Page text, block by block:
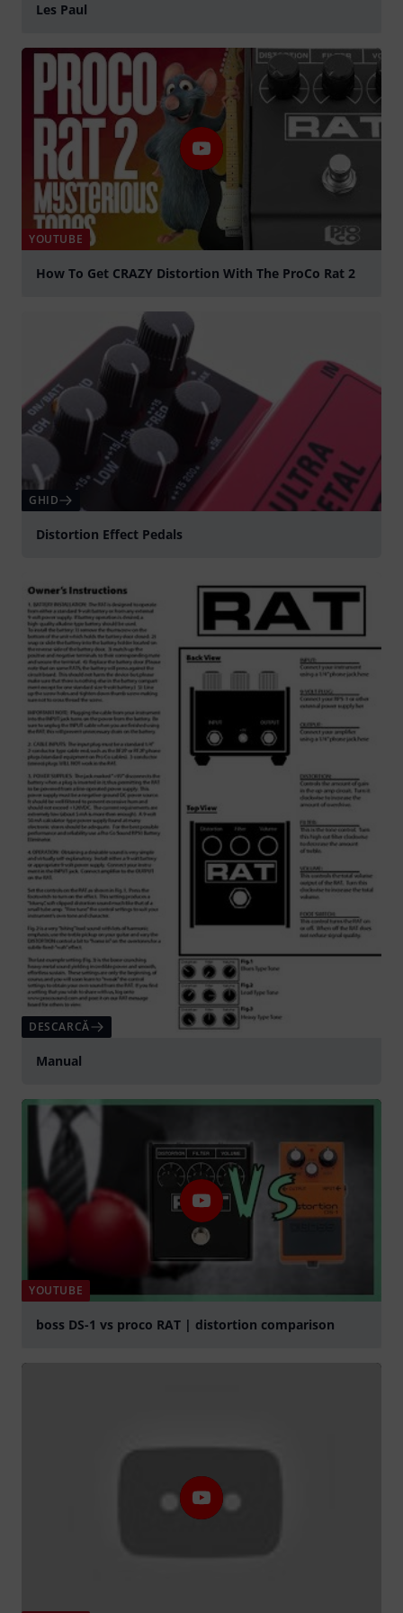
Les Paul
YOUTUBE
How To Get CRAZY Distortion With The ProCo Rat 2
GHID
Distortion Effect Pedals
DESCARCĂ
Manual
YOUTUBE
boss DS-1 vs proco RAT | distortion comparison